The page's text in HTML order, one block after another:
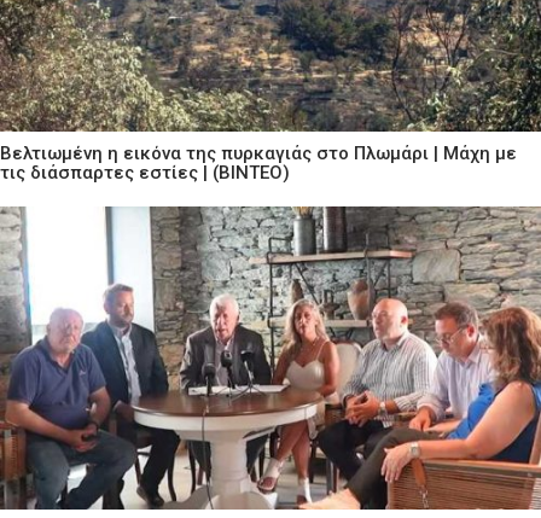
Βελτιωμένη η εικόνα της πυρκαγιάς στο Πλωμάρι | Μάχη με
τις διάσπαρτες εστίες | (ΒΙΝΤΕΟ)